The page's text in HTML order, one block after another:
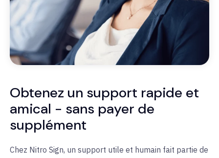
Obtenez un support rapide et
amical - sans payer de
supplément
Chez Nitro Sign, un support utile et humain fait partie de